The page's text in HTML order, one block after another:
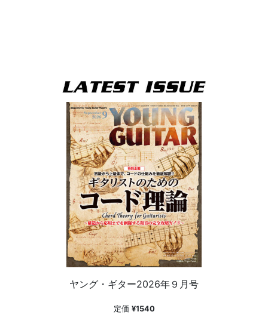
ヤング・ギター2026年９月号
定価 ¥1540